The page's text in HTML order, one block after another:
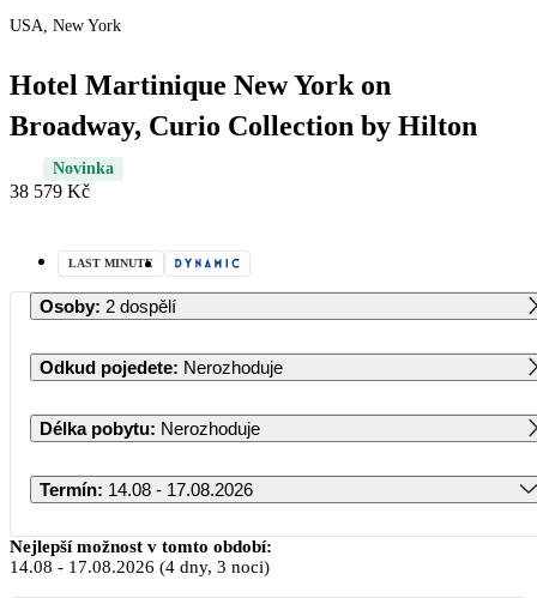
USA, New York
Hotel Martinique New York on
Broadway, Curio Collection by Hilton
Novinka
38 579 Kč
LAST MINUTE
Osoby: 2 dospělí
Odkud pojedete: Nerozhoduje
Délka pobytu: Nerozhoduje
Termín: 14.08 - 17.08.2026
Srpen 2026
Nejlepší možnost v tomto období:
14.08 - 17.08.2026 (4 dny, 3 noci)